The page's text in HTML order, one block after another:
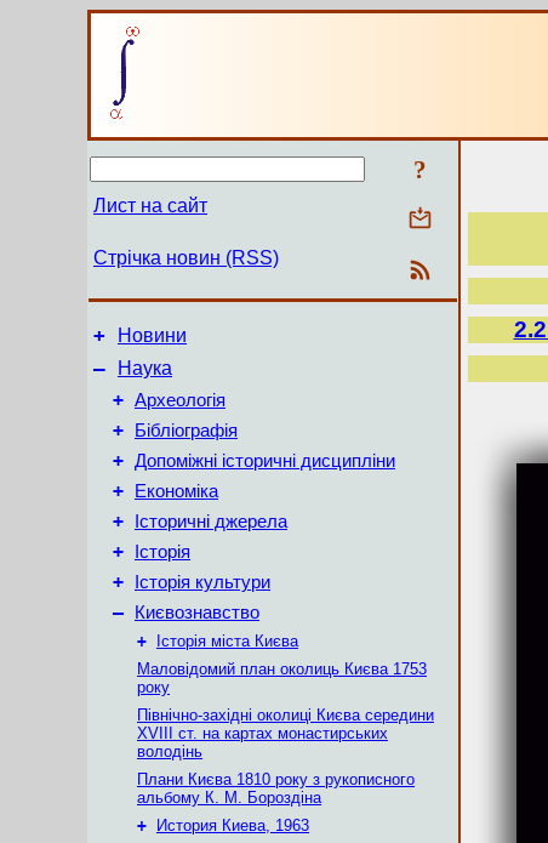
?
Лист на сайт
Стрічка новин (RSS)
+ Новини
–
Наука
+ Археологія
+ Бібліографія
+ Допоміжні історичні дисципліни
+ Економіка
+ Історичні джерела
+ Історія
+ Історія культури
– Києвознавство
+
Історія міста Києва
Маловідомий план околиць Києва 1753
року
Північно-західні околиці Києва середини
XVIII ст. на картах монастирських
володінь
Плани Києва 1810 року з рукописного
альбому К. М. Бороздіна
+
История Киева, 1963